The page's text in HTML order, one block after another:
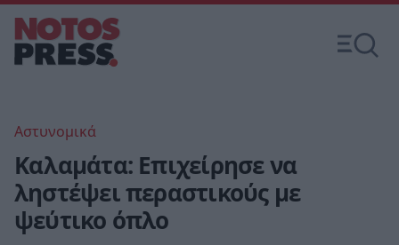
Αστυνομικά
Καλαμάτα: Επιχείρησε να
ληστέψει περαστικούς με
ψεύτικο όπλο